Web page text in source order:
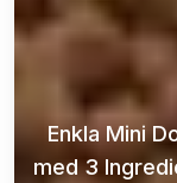
Enkla Mini
med 3